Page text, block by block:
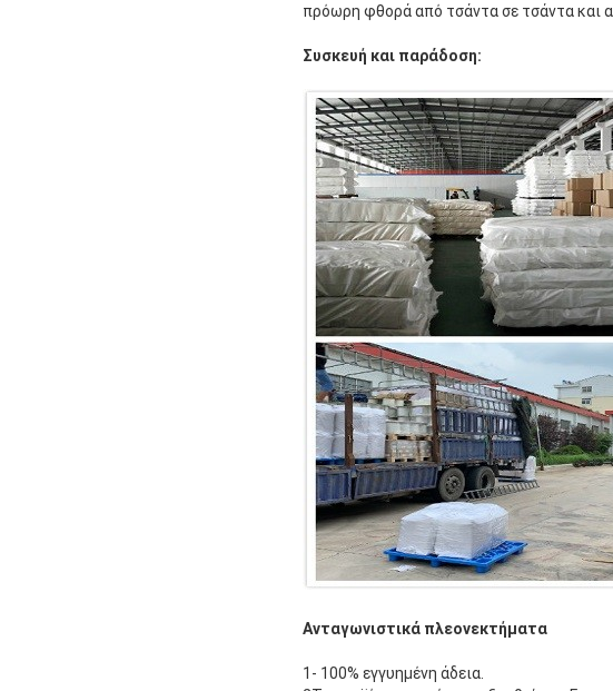
πρόωρη φθορά από τσάντα σε τσάντα και
Συσκευή και παράδοση:
Ανταγωνιστικά πλεονεκτήματα
1- 100% εγγυημένη άδεια.